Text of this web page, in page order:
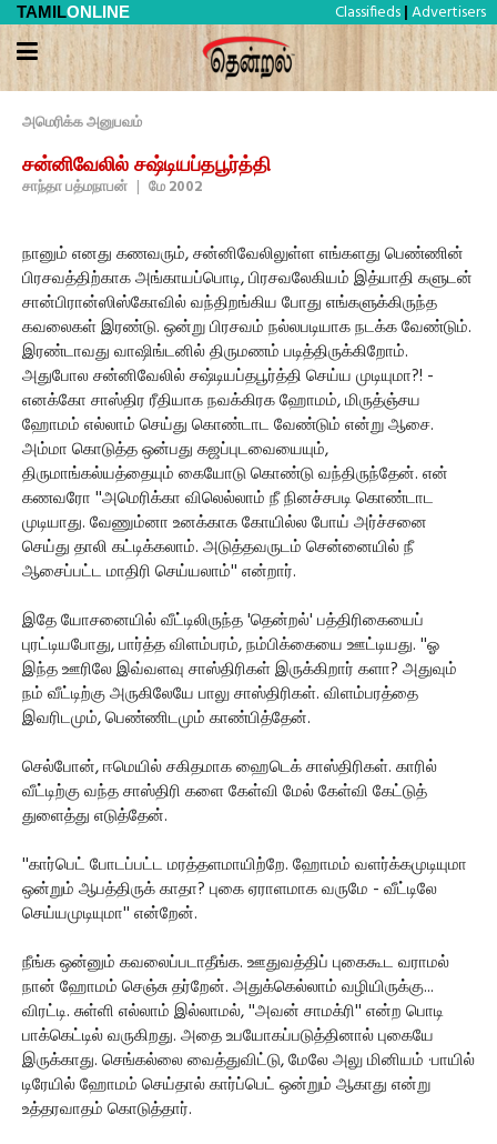
TAMILONLINE Classifieds | Advertisers
அமெரிக்க அனுபவம்
சன்னிவேலில் சஷ்டியப்தபூர்த்தி
சாந்தா பத்மநாபன் | மே 2002
நானும் எனது கணவரும், சன்னிவேலிலுள்ள எங்களது பெண்ணின்
பிரசவத்திற்காக அங்காயப்பொடி, பிரசவலேகியம் இத்யாதி களுடன்
சான்பிரான்ஸிஸ்கோவில் வந்திறங்கிய போது எங்களுக்கிருந்த
கவலைகள் இரண்டு. ஒன்று பிரசவம் நல்லபடியாக நடக்க வேண்டும்.
இரண்டாவது வாஷிங்டனில் திருமணம் படித்திருக்கிறோம்.
அதுபோல சன்னிவேலில் சஷ்டியப்தபூர்த்தி செய்ய முடியுமா?! -
எனக்கோ சாஸ்திர ரீதியாக நவக்கிரக ஹோமம், மிருத்ஞ்சய
ஹோமம் எல்லாம் செய்து கொண்டாட வேண்டும் என்று ஆசை.
அம்மா கொடுத்த ஒன்பது கஜப்புடவையையும்,
திருமாங்கல்யத்தையும் கையோடு கொண்டு வந்திருந்தேன். என்
கணவரோ ''அமெரிக்கா விலெல்லாம் நீ நினச்சபடி கொண்டாட
முடியாது. வேணும்னா உனக்காக கோயில்ல போய் அர்ச்சனை
செய்து தாலி கட்டிக்கலாம். அடுத்தவருடம் சென்னையில் நீ
ஆசைப்பட்ட மாதிரி செய்யலாம்'' என்றார்.
இதே யோசனையில் வீட்டிலிருந்த 'தென்றல்' பத்திரிகையைப்
புரட்டியபோது, பார்த்த விளம்பரம், நம்பிக்கையை ஊட்டியது. ''ஓ
இந்த ஊரிலே இவ்வளவு சாஸ்திரிகள் இருக்கிறார் களா? அதுவும்
நம் வீட்டிற்கு அருகிலேயே பாலு சாஸ்திரிகள். விளம்பரத்தை
இவரிடமும், பெண்ணிடமும் காண்பித்தேன்.
செல்போன், ஈமெயில் சகிதமாக ஹைடெக் சாஸ்திரிகள். காரில்
வீட்டிற்கு வந்த சாஸ்திரி களை கேள்வி மேல் கேள்வி கேட்டுத்
துளைத்து எடுத்தேன்.
''கார்பெட் போடப்பட்ட மரத்தளமாயிற்றே. ஹோமம் வளர்க்கமுடியுமா
ஒன்றும் ஆபத்திருக் காதா? புகை ஏராளமாக வருமே - வீட்டிலே
செய்யமுடியுமா'' என்றேன்.
நீங்க ஒன்னும் கவலைப்படாதீங்க. ஊதுவத்திப் புகைகூட வராமல்
நான் ஹோமம் செஞ்சு தர்றேன். அதுக்கெல்லாம் வழியிருக்கு...
விரட்டி. சுள்ளி எல்லாம் இல்லாமல், ''அவன் சாமக்ரி'' என்ற பொடி
பாக்கெட்டில் வருகிறது. அதை உபயோகப்படுத்தினால் புகையே
இருக்காது. செங்கல்லை வைத்துவிட்டு, மேலே அலு மினியம் ·பாயில்
டிரேயில் ஹோமம் செய்தால் கார்ப்பெட் ஒன்றும் ஆகாது என்று
உத்தரவாதம் கொடுத்தார்.